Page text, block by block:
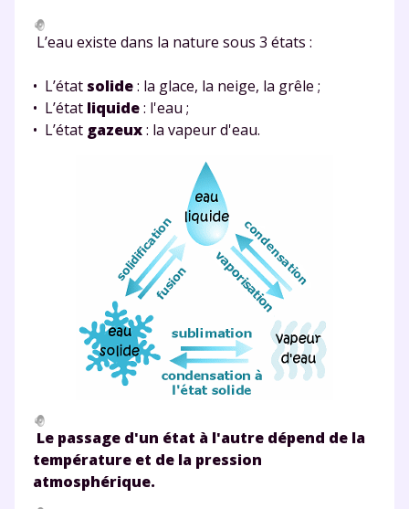
L’eau existe dans la nature sous 3 états :
• L’état solide: la glace, la neige, la grêle ;
• L’état liquide: l'eau ;
• L’état gazeux: la vapeur d'eau.
Le passage d'un état à l'autre dépend de la
température et de la pression
atmosphérique.